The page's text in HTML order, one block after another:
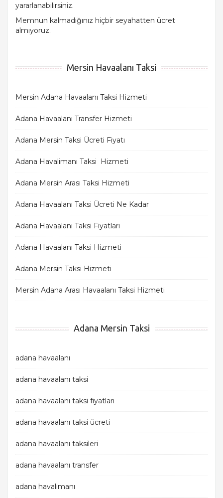
yararlanabilirsiniz.
Memnun kalmadığınız hiçbir seyahatten ücret
almıyoruz.
Mersin Havaalanı Taksi
Mersin Adana Havaalanı Taksi Hizmeti
Adana Havaalanı Transfer Hizmeti
Adana Mersin Taksi Ücreti Fiyatı
Adana Havalimanı Taksi Hizmeti
Adana Mersin Arası Taksi Hizmeti
Adana Havaalanı Taksi Ücreti Ne Kadar
Adana Havaalanı Taksi Fiyatları
Adana Havaalanı Taksi Hizmeti
Adana Mersin Taksi Hizmeti
Mersin Adana Arası Havaalanı Taksi Hizmeti
Adana Mersin Taksi
adana havaalanı
adana havaalanı taksi
adana havaalanı taksi fiyatları
adana havaalanı taksi ücreti
adana havaalanı taksileri
adana havaalanı transfer
adana havalimanı